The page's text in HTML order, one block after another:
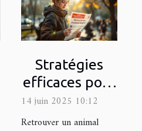
Stratégies
efficaces pour
la recherche
d'animaux
14 juin 2025 10:12
Retrouver un animal